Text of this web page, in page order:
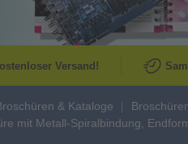
Versand!
& Kataloge
mit Metall-Spiralbindung,